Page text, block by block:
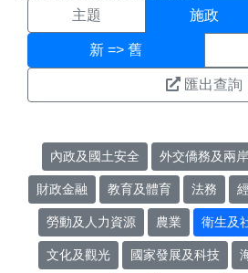
主題 施政
新 => 舊
匯出查詢
內政及國土安全 外交僑務及兩岸
財政金融 教育及體育 法務
勞動及人力資源 農業 衛生及
文化及觀光 國家發展及科技